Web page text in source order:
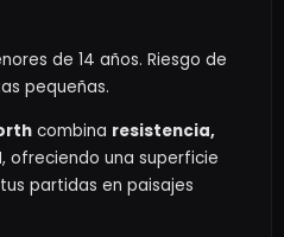
de 14 años. Riesgo de
pequeñas.
combina resistencia,
, ofreciendo una superficie
partidas en paisajes